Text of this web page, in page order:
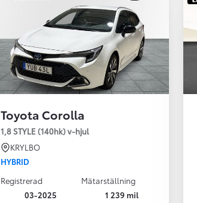
Toyota Corolla
1,8 STYLE (140hk) v-hjul
KRYLBO
HYBRID
Registrerad
03-2025
Mätarställning
1 239 mil